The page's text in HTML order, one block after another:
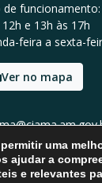
de funcionamento:
e 13h às 17h
feira a sexta-
Ver no mapa
(92) 2123 9999
uma
ajudar a
e relevantes